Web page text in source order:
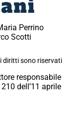
Perrino
Scotti
diritti sono riservati
responsabile
dell’11 aprile